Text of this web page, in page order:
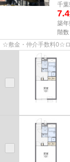
千
7.4
築年
階
☆敷金・仲介手数料0☆